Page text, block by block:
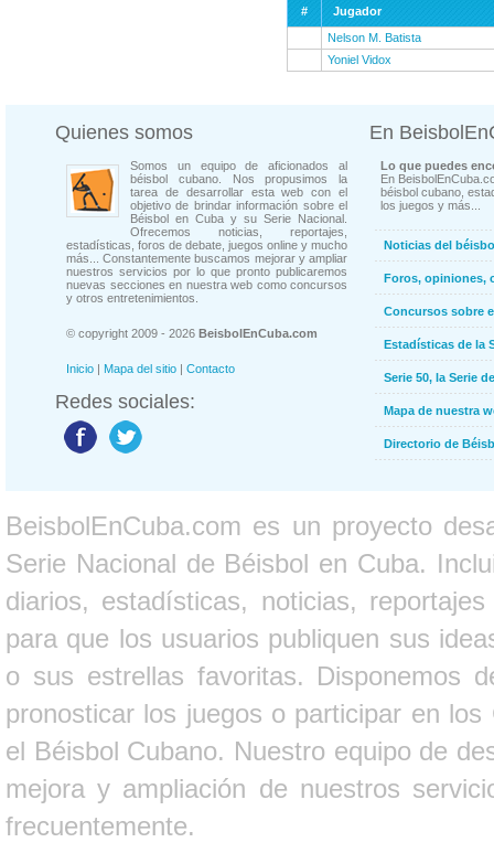
#
Jugador
Nelson M. Batista
Yoniel Vidox
Quienes somos
Somos un equipo de aficionados al
béisbol cubano. Nos propusimos la
tarea de desarrollar esta web con el
objetivo de brindar información sobre el
Béisbol en Cuba y su Serie Nacional.
Ofrecemos noticias, reportajes,
estadísticas, foros de debate, juegos online y mucho
más... Constantemente buscamos mejorar y ampliar
nuestros servicios por lo que pronto publicaremos
nuevas secciones en nuestra web como concursos
y otros entretenimientos.
© copyright 2009 - 2026 BeisbolEnCuba.com
Inicio | Mapa del sitio | Contacto
Redes sociales:
En
Lo que puedes
En
béisbol cubano,
los juegos y más...
Noticias del
Foros, opiniones,
Concursos sobre
Estadísticas de la
Serie 50, la Serie
Mapa de nuestra
Directorio de
BeisbolEnCuba.com es un proyecto
Serie Nacional de Béisbol en Cuba.
diarios, estadísticas, noticias,
para que los usuarios publiquen sus
o sus estrellas favoritas. Disponemos
pronosticar los juegos o participar en
el Béisbol Cubano. Nuestro equipo de
mejora y ampliación de nuestros
frecuentemente.